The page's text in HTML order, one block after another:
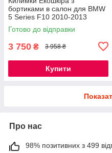
бортиками в салон для BMW
5 Series F10 2010-2013
Дорест / БМВ Ф10 килимки
Готово до відправки
3 750 ₴ 3 958 ₴
Купити
Про нас
98% позитивних з 499